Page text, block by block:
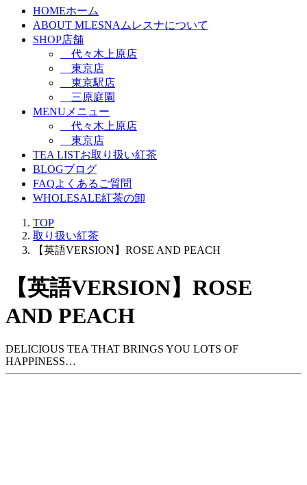
HOMEホーム
ABOUT MLESNAムレスナについて
SHOP店舗
代々木上原店
東京店
東京駅店
三原庭園
MENUメニュー
代々木上原店
東京店
TEA LISTお取り扱い紅茶
BLOGブログ
FAQよくあるご質問
WHOLESALE紅茶の卸
TOP
取り扱い紅茶
【英語VERSION】ROSE AND PEACH
【英語VERSION】ROSE
AND PEACH
DELICIOUS TEA THAT BRINGS YOU LOTS OF
HAPPINESS…